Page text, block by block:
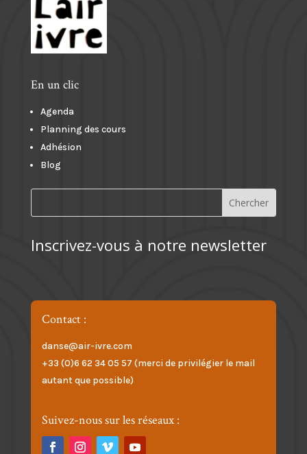
En un clic
Agenda
Planning des cours
Adhésion
Blog
Inscrivez-vous à notre newsletter
Contact :
danse@air-ivre.com
+33 (0)6 62 34 05 57 (merci de privilégier le mail
autant que possible)
Suivez-nous sur les réseaux :